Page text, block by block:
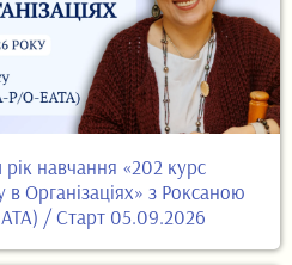
навчання «202 курс
в Організаціях» з Роксаною
/ Старт 05.09.2026